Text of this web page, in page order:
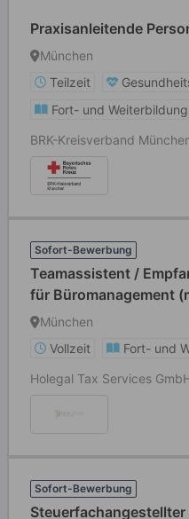
Praxisanleitende
München
Teilzeit
Fort- und Weiterbildung
BRK-Kreisverband
Sofort-Bewerbung
Teamassistent /
für Büromanagement
München
Vollzeit
Fort- und
Holegal Tax Services
Sofort-Bewerbung